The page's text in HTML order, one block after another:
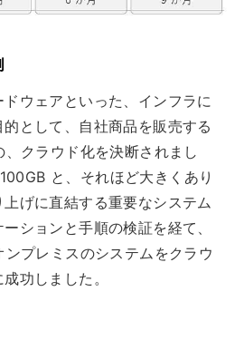
ウェアといった、インフラに
として、自社商品を販売する
クラウド化を決断されまし
と、それほど大きくあり
げに直結する重要なシステム
ションと手順の検証を経て、
プレミスのシステムをクラウ
功しました。